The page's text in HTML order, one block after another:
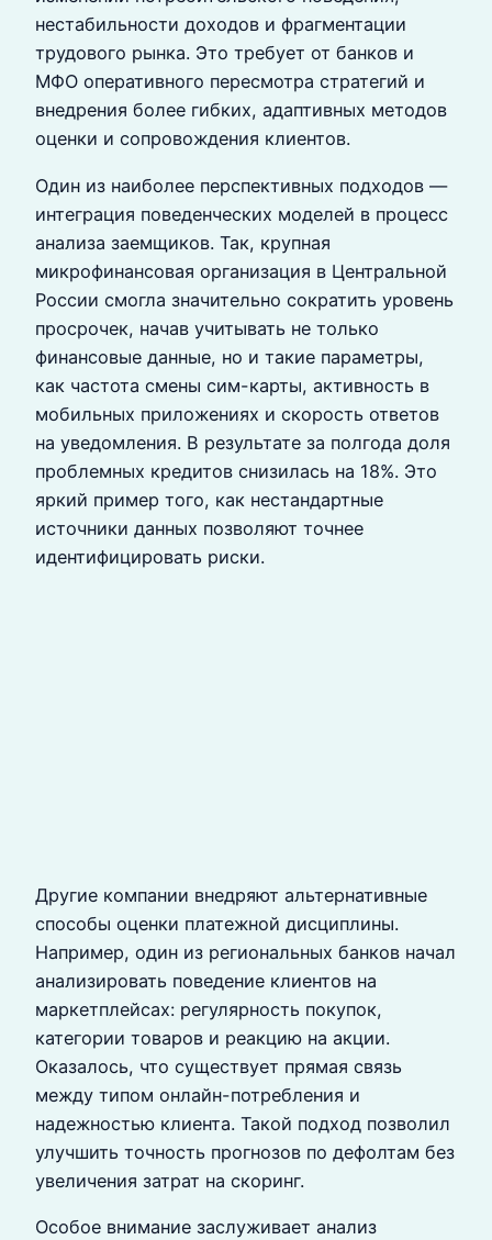
нестабильности доходов и фрагментации
трудового рынка. Это требует от банков и
МФО оперативного пересмотра стратегий и
внедрения более гибких, адаптивных методов
оценки и сопровождения клиентов.
Один из наиболее перспективных подходов —
интеграция поведенческих моделей в процесс
анализа заемщиков. Так, крупная
микрофинансовая организация в Центральной
России смогла значительно сократить уровень
просрочек, начав учитывать не только
финансовые данные, но и такие параметры,
как частота смены сим-карты, активность в
мобильных приложениях и скорость ответов
на уведомления. В результате за полгода доля
проблемных кредитов снизилась на 18%. Это
яркий пример того, как нестандартные
источники данных позволяют точнее
идентифицировать риски.
Другие компании внедряют альтернативные
способы оценки платежной дисциплины.
Например, один из региональных банков начал
анализировать поведение клиентов на
маркетплейсах: регулярность покупок,
категории товаров и реакцию на акции.
Оказалось, что существует прямая связь
между типом онлайн-потребления и
надежностью клиента. Такой подход позволил
улучшить точность прогнозов по дефолтам без
увеличения затрат на скоринг.
Особое внимание заслуживает анализ